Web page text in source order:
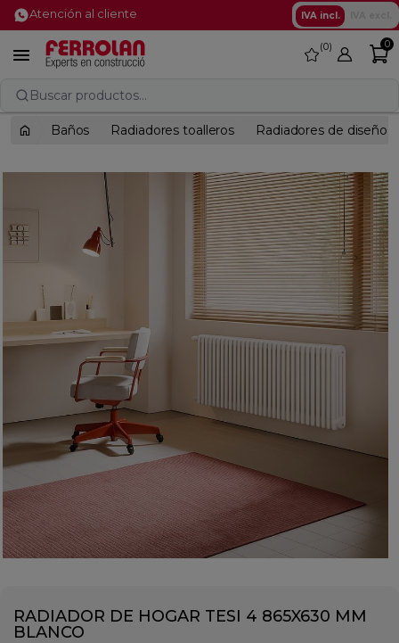
Atención al cliente IVA incl.
 favorite
0 0
Buscar productos...
Baños Radiadores toalleros Radiadores de diseño
RADIADOR DE HOGAR TESI 4 865X630 MM
BLANCO